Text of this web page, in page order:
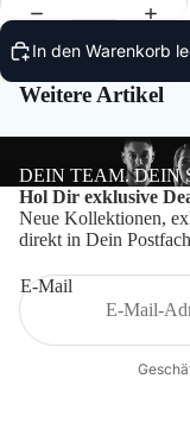
In den Warenkorb
Weitere Artikel
DEIN TEAM. DEIN
Hol Dir exklusive
Neue Kollektionen,
direkt in Dein
E-Mail
Datenschutzerklärung
Impressum
Kontaktinformationen